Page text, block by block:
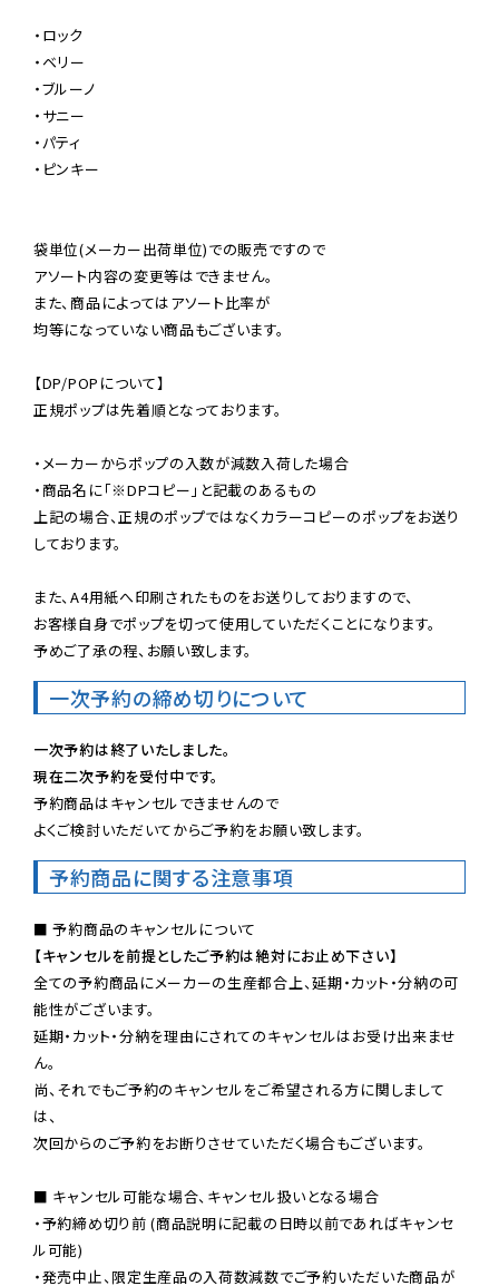
・ロック
・ベリー
・ブルーノ
・サニー
・パティ
・ピンキー
袋単位(メーカー出荷単位)での販売ですので
アソート内容の変更等はできません。
また、商品によってはアソート比率が
均等になっていない商品もございます。
【DP/POPについて】
正規ポップは先着順となっております。
・メーカーからポップの入数が減数入荷した場合
・商品名に「※DPコピー」と記載のあるもの
上記の場合、正規のポップではなくカラーコピーのポップをお送り
しております。
また、A4用紙へ印刷されたものをお送りしておりますので、
お客様自身でポップを切って使用していただくことになります。
予めご了承の程、お願い致します。
一次予約の締め切りについて
一次予約は終了いたしました。
現在二次予約を受付中です。
予約商品はキャンセルできませんので
よくご検討いただいてからご予約をお願い致します。
予約商品に関する注意事項
【キャンセルを前提としたご予約は絶対にお止め下さい】
全ての予約商品にメーカーの生産都合上、延期・カット・分納の可
能性がございます。
延期・カット・分納を理由にされてのキャンセルはお受け出来ませ
ん。
尚、それでもご予約のキャンセルをご希望される方に関しまして
は、
次回からのご予約をお断りさせていただく場合もございます。
■ キャンセル可能な場合、キャンセル扱いとなる場合
・予約締め切り前 (商品説明に記載の日時以前であればキャンセ
ル可能)
・発売中止、限定生産品の入荷数減数でご予約いただいた商品が